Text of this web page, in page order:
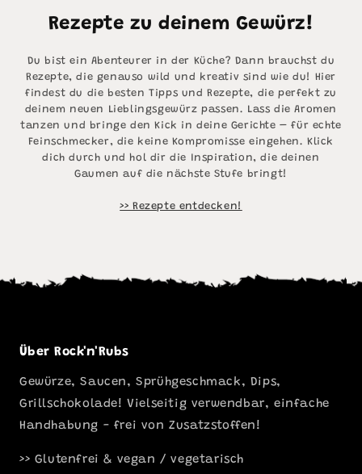
Rezepte zu deinem Gewürz!
Du bist ein Abenteurer in der Küche? Dann brauchst du
Rezepte, die genauso wild und kreativ sind wie du! Hier
findest du die besten Tipps und Rezepte, die perfekt zu
deinem neuen Lieblingsgewürz passen. Lass die Aromen
tanzen und bringe den Kick in deine Gerichte – für echte
Feinschmecker, die keine Kompromisse eingehen. Klick
dich durch und hol dir die Inspiration, die deinen
Gaumen auf die nächste Stufe bringt!
>> Rezepte entdecken!
Über Rock'n'Rubs
Gewürze, Saucen, Sprühgeschmack, Dips,
Grillschokolade! Vielseitig verwendbar, einfache
Handhabung - frei von Zusatzstoffen!
>> Glutenfrei & vegan / vegetarisch